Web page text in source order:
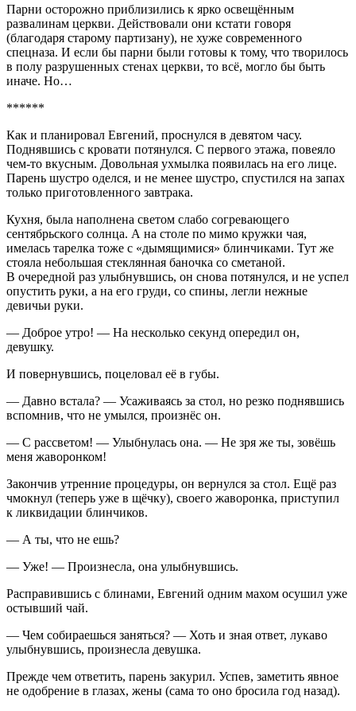
Парни осторожно приблизились к ярко освещённым
развалинам церкви. Действовали они кстати говоря
(благодаря старому партизану), не хуже современного
спецназа. И если бы парни были готовы к тому, что творилось
в полу разрушенных стенах церкви, то всё, могло бы быть
иначе. Но…
******
Как и планировал Евгений, проснулся в девятом часу.
Поднявшись с кровати потянулся. С первого этажа, повеяло
чем-то вкусным. Довольная ухмылка появилась на его лице.
Парень шустро оделся, и не менее шустро, спустился на запах
только приготовленного завтрака.
Кухня, была наполнена светом слабо согревающего
сентябрьского солнца. А на столе по мимо кружки чая,
имелась тарелка тоже с «дымящимися» блинчиками. Тут же
стояла небольшая стеклянная баночка со сметаной.
В очередной раз улыбнувшись, он снова потянулся, и не успел
опустить руки, а на его груди, со спины, легли нежные
девичьи руки.
— Доброе утро! — На несколько секунд опередил он,
девушку.
И повернувшись, поцеловал её в губы.
— Давно встала? — Усаживаясь за стол, но резко поднявшись
вспомнив, что не умылся, произнёс он.
— С рассветом! — Улыбнулась она. — Не зря же ты, зовёшь
меня жаворонком!
Закончив утренние процедуры, он вернулся за стол. Ещё раз
чмокнул (теперь уже в щёчку), своего жаворонка, приступил
к ликвидации блинчиков.
— А ты, что не ешь?
— Уже! — Произнесла, она улыбнувшись.
Расправившись с блинами, Евгений одним махом осушил уже
остывший чай.
— Чем собираешься заняться? — Хоть и зная ответ, лукаво
улыбнувшись, произнесла девушка.
Прежде чем ответить, парень закурил. Успев, заметить явное
не одобрение в глазах, жены (сама то оно бросила год назад).